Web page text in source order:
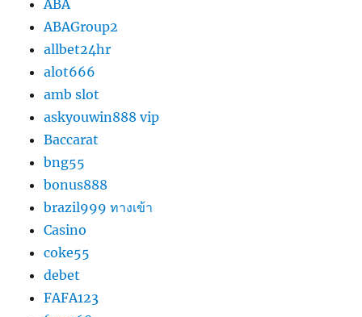
ABA
ABAGroup2
allbet24hr
alot666
amb slot
askyouwin888 vip
Baccarat
bng55
bonus888
brazil999 ทางเข้า
Casino
coke55
debet
FAFA123